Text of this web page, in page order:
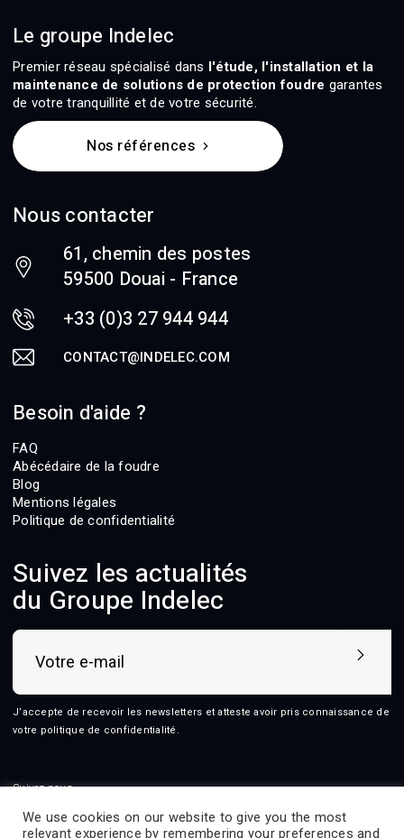
Le groupe Indelec
Premier réseau spécialisé dans l'étude, l'installation et la
maintenance de solutions de protection foudre garantes
de votre tranquillité et de votre sécurité.
Nos références
Nous contacter
61, chemin des postes
59500 Douai - France
+33 (0)3 27 944 944
CONTACT@INDELEC.COM
Besoin d'aide ?
FAQ
Abécédaire de la foudre
Blog
Mentions légales
Politique de confidentialité
Suivez les actualités
du Groupe Indelec
J’accepte de recevoir les newsletters et atteste avoir pris connaissance de
votre politique de confidentialité
Suivez-nous
We use cookies on our website to give you the most
relevant experience by remembering your preferences and